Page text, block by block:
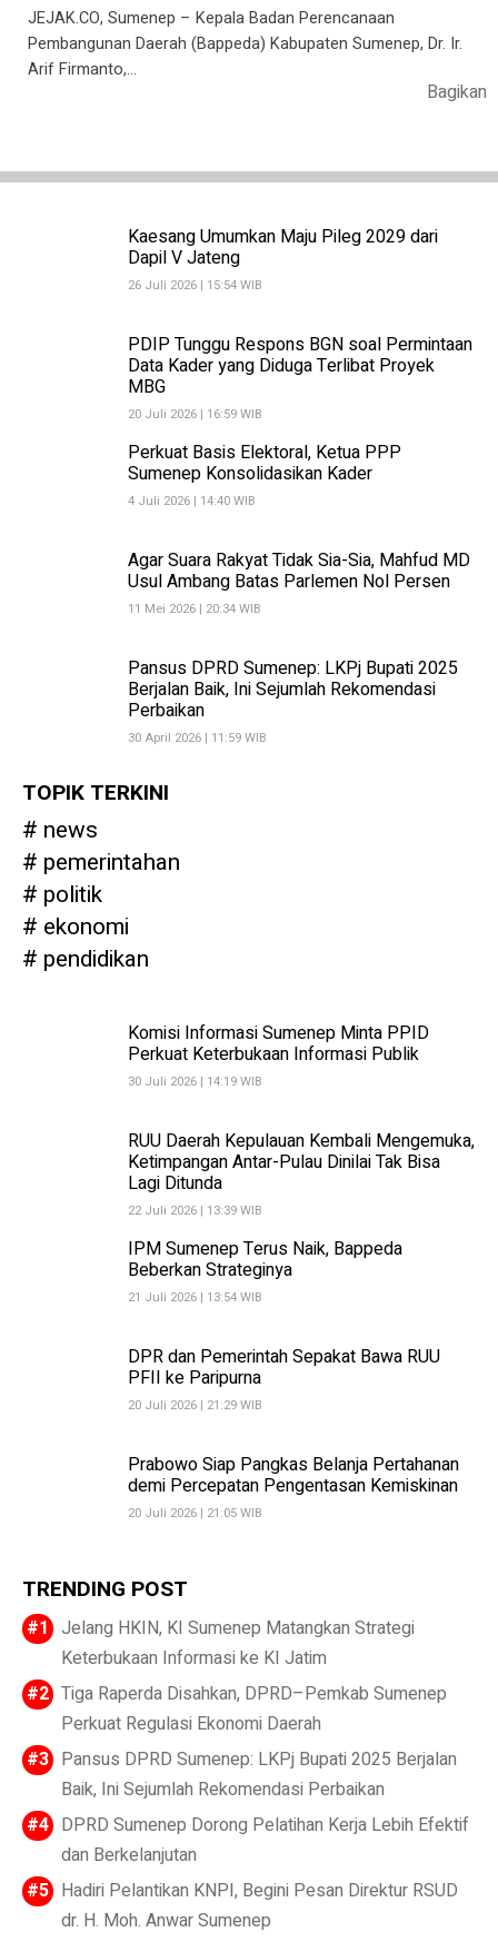
Kaesang Umumkan Maju Pileg 2029 dari
Dapil V Jateng
26 Juli 2026 | 15:54 WIB
PDIP Tunggu Respons BGN soal Permintaan
Data Kader yang Diduga Terlibat Proyek
MBG
20 Juli 2026 | 16:59 WIB
Perkuat Basis Elektoral, Ketua PPP
Sumenep Konsolidasikan Kader
4 Juli 2026 | 14:40 WIB
Agar Suara Rakyat Tidak Sia-Sia, Mahfud MD
Usul Ambang Batas Parlemen Nol Persen
11 Mei 2026 | 20:34 WIB
Pansus DPRD Sumenep: LKPj Bupati 2025
Berjalan Baik, Ini Sejumlah Rekomendasi
Perbaikan
30 April 2026 | 11:59 WIB
TOPIK TERKINI
news
pemerintahan
politik
ekonomi
pendidikan
JEJAK.CO, Sumenep – Kepala Badan Perencanaan
Pembangunan Daerah (Bappeda) Kabupaten Sumenep, Dr. Ir.
Arif Firmanto,…
Bagikan
Komisi Informasi Sumenep Minta PPID
Perkuat Keterbukaan Informasi Publik
30 Juli 2026 | 14:19 WIB
RUU Daerah Kepulauan Kembali Mengemuka,
Ketimpangan Antar-Pulau Dinilai Tak Bisa
Lagi Ditunda
22 Juli 2026 | 13:39 WIB
IPM Sumenep Terus Naik, Bappeda
Beberkan Strateginya
21 Juli 2026 | 13:54 WIB
DPR dan Pemerintah Sepakat Bawa RUU
PFII ke Paripurna
20 Juli 2026 | 21:29 WIB
Prabowo Siap Pangkas Belanja Pertahanan
demi Percepatan Pengentasan Kemiskinan
20 Juli 2026 | 21:05 WIB
TRENDING POST
Jelang HKIN, KI Sumenep Matangkan Strategi
Keterbukaan Informasi ke KI Jatim
Tiga Raperda Disahkan, DPRD–Pemkab Sumenep
Perkuat Regulasi Ekonomi Daerah
Pansus DPRD Sumenep: LKPj Bupati 2025 Berjalan
Baik, Ini Sejumlah Rekomendasi Perbaikan
DPRD Sumenep Dorong Pelatihan Kerja Lebih Efektif
dan Berkelanjutan
Hadiri Pelantikan KNPI, Begini Pesan Direktur RSUD
dr. H. Moh. Anwar Sumenep